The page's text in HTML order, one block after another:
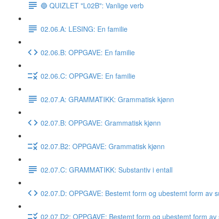
🔵 QUIZLET "L02B": Vanlige verb
02.06.A: LESING: En familie
02.06.B: OPPGAVE: En familie
02.06.C: OPPGAVE: En familie
02.07.A: GRAMMATIKK: Grammatisk kjønn
02.07.B: OPPGAVE: Grammatisk kjønn
02.07.B2: OPPGAVE: Grammatisk kjønn
02.07.C: GRAMMATIKK: Substantiv i entall
02.07.D: OPPGAVE: Bestemt form og ubestemt form av
02.07.D2: OPPGAVE: Bestemt form og ubestemt form av